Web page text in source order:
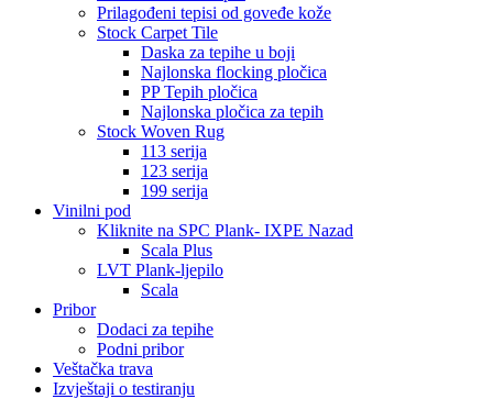
Prilagođeni tepisi od goveđe kože
Stock Carpet Tile
Daska za tepihe u boji
Najlonska flocking pločica
PP Tepih pločica
Najlonska pločica za tepih
Stock Woven Rug
113 serija
123 serija
199 serija
Vinilni pod
Kliknite na SPC Plank- IXPE Nazad
Scala Plus
LVT Plank-ljepilo
Scala
Pribor
Dodaci za tepihe
Podni pribor
Veštačka trava
Izvještaji o testiranju